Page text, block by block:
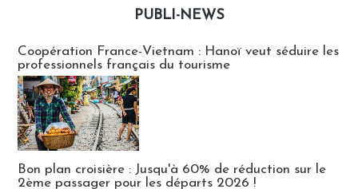
PUBLI-NEWS
Coopération France-Vietnam : Hanoï veut séduire les
professionnels français du tourisme
Bon plan croisière : Jusqu'à 60% de réduction sur le
2ème passager pour les départs 2026 !